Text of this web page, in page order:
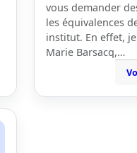
vous demander
les équivalences
institut. En effet,
Marie Barsacq,…